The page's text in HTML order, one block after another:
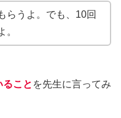
らうよ。でも、10回
。
ること を先生に言ってみ